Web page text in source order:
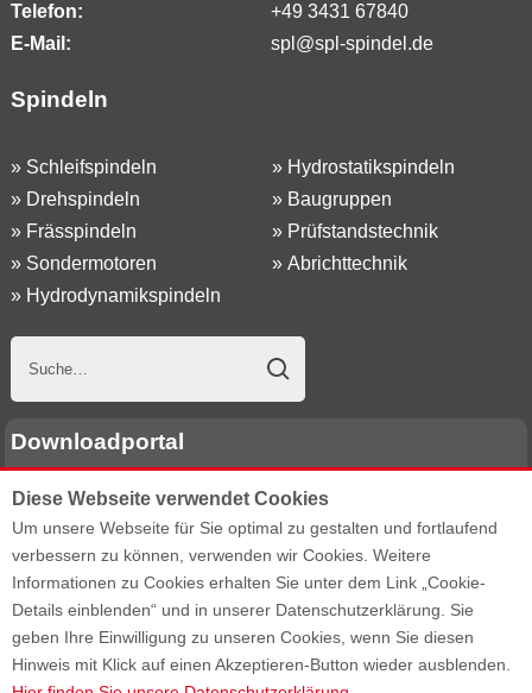
Diese Webseite verwendet Cookies
Um unsere Webseite für Sie optimal zu gestalten und fortlaufend
verbessern zu können, verwenden wir Cookies. Weitere
Informationen zu Cookies erhalten Sie unter dem Link „Cookie-
Details einblenden“ und in unserer Datenschutzerklärung. Sie
geben Ihre Einwilligung zu unseren Cookies, wenn Sie diesen
Hinweis mit Klick auf einen Akzeptieren-Button wieder ausblenden.
Telefon:
+49 3431 67840
E-Mail:
spl@spl-spindel.de
Spindeln
» Schleifspindeln
» Drehspindeln
» Frässpindeln
» Sondermotoren
» Hydrodynamikspindeln
» Hydrostatikspindeln
» Baugruppen
» Prüfstandstechnik
» Abrichttechnik
Downloadportal
E-Mail Adresse:
Passwort:
Passwort vergessen?